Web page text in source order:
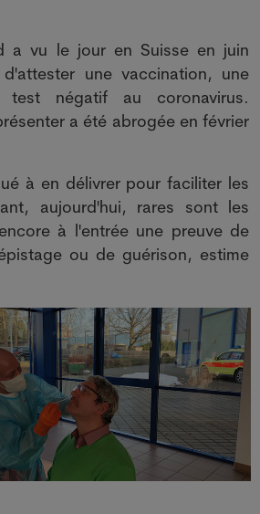
a vu le jour en Suisse en juin
une vaccination, une
négatif au coronavirus.
a été abrogée en février
à en délivrer pour faciliter les
aujourd'hui, rares sont les
à l'entrée une preuve de
ou de guérison, estime